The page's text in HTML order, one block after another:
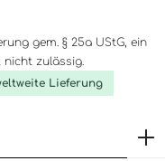
gem. § 25a UStG, ein
nicht zulässig.
Lieferung
Wert